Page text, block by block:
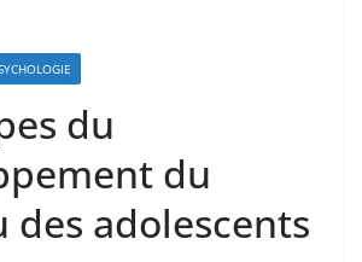
du
du
des adolescents